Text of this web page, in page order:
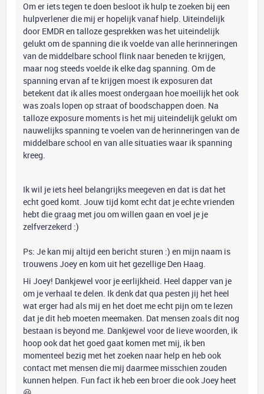
Om er iets tegen te doen besloot ik hulp te zoeken bij een
hulpverlener die mij er hopelijk vanaf hielp. Uiteindelijk
door EMDR en talloze gesprekken was het uiteindelijk
gelukt om de spanning die ik voelde van alle herinneringen
van de middelbare school flink naar beneden te krijgen,
maar nog steeds voelde ik elke dag spanning. Om de
spanning ervan af te krijgen moest ik exposuren dat
betekent dat ik alles moest ondergaan hoe moeilijk het ook
was zoals lopen op straat of boodschappen doen. Na
talloze exposure moments is het mij uiteindelijk gelukt om
nauwelijks spanning te voelen van de herinneringen van de
middelbare school en van alle situaties waar ik spanning
kreeg.
Ik wil je iets heel belangrijks meegeven en dat is dat het
echt goed komt. Jouw tijd komt echt dat je echte vrienden
hebt die graag met jou om willen gaan en voel je je
zelfverzekerd :)
Ps: Je kan mij altijd een bericht sturen :) en mijn naam is
trouwens Joey en kom uit het gezellige Den Haag.
Hi Joey! Dankjewel voor je eerlijkheid. Heel dapper van je
om je verhaal te delen. Ik denk dat qua pesten jij het heel
wat erger had als mij en het doet me echt pijn om te lezen
dat je dit heb moeten meemaken. Dat mensen zoals dit nog
bestaan is beyond me. Dankjewel voor de lieve woorden, ik
hoop ook dat het goed gaat komen met mij, ik ben
momenteel bezig met het zoeken naar help en heb ook
contact met mensen die mij daarmee misschien zouden
kunnen helpen. Fun fact ik heb een broer die ook Joey heet